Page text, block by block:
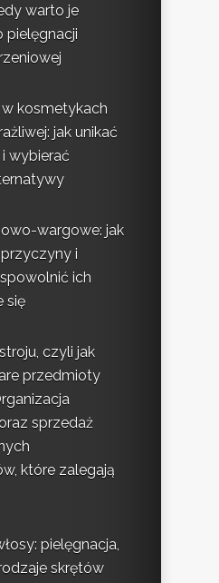
warto je
pielęgnacji
w kosmetykach
jak unikać
wybierać
wargowe: jak
i
ich
się
czyli jak
przedmioty
sprzedaż
które zalegają
pielęgnacja,
skrętów